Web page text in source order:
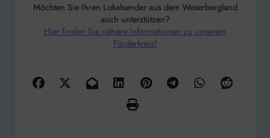
Möchten Sie Ihren Lokalsender aus dem Weserbergland
auch unterstützen?
Hier finden Sie nähere Informationen zu unserem
Förderkreis!